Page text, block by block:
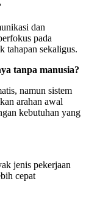
dan
pada
tahapan sekaligus.
tanpa manusia?
namun sistem
arahan awal
kebutuhan yang
jenis pekerjaan
cepat